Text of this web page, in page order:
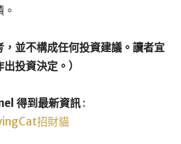
，並不構成任何投資建議。讀者宜
投資決定。）
得到最新資訊 :
招財貓